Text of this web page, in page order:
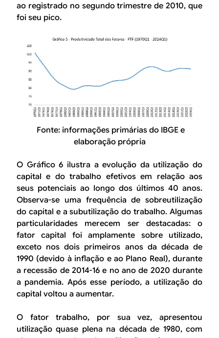
ao registrado no segundo trimestre de 2010, que
foi seu pico.
Fonte: informações primárias do IBGE e
elaboração própria
O Gráfico 6 ilustra a evolução da utilização do
capital e do trabalho efetivos em relação aos
seus potenciais ao longo dos últimos 40 anos.
Observa-se uma frequência de sobreutilização
do capital e a subutilização do trabalho. Algumas
particularidades merecem ser destacadas: o
fator capital foi amplamente sobre utilizado,
exceto nos dois primeiros anos da década de
1990 (devido à inflação e ao Plano Real), durante
a recessão de 2014-16 e no ano de 2020 durante
a pandemia. Após esse período, a utilização do
capital voltou a aumentar.
O fator trabalho, por sua vez, apresentou
utilização quase plena na década de 1980, com